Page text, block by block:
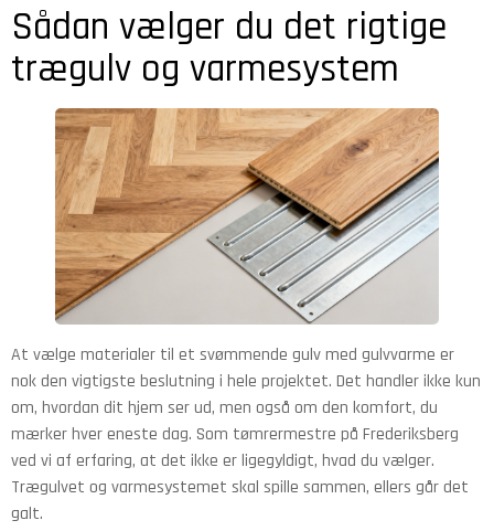
Sådan vælger du det rigtige
trægulv og varmesystem
At vælge materialer til et svømmende gulv med gulvvarme er
nok den vigtigste beslutning i hele projektet. Det handler ikke kun
om, hvordan dit hjem ser ud, men også om den komfort, du
mærker hver eneste dag. Som tømrermestre på Frederiksberg
ved vi af erfaring, at det ikke er ligegyldigt, hvad du vælger.
Trægulvet og varmesystemet skal spille sammen, ellers går det
galt.